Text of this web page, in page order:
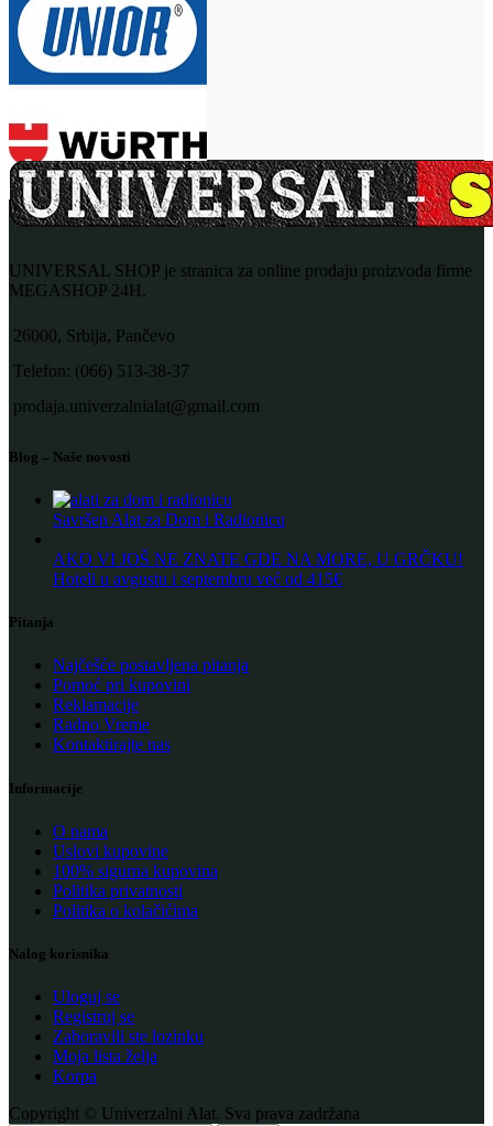
UNIVERSAL SHOP je stranica za online prodaju proizvoda firme
MEGASHOP 24H.
26000, Srbija, Pančevo
Telefon: (066) 513-38-37
prodaja.univerzalnialat@gmail.com
Blog – Naše novosti
Savršen Alat za Dom i Radionicu
AKO VI JOŠ NE ZNATE GDE NA MORE, U GRČKU!
Hoteli u avgustu i septembru već od 415€
Pitanja
Najčešće postavljena pitanja
Pomoć pri kupovini
Reklamacije
Radno Vreme
Kontaktirajte nas
Informacije
O nama
Uslovi kupovine
100% sigurna kupovina
Politika privatnosti
Politika o kolačićima
Nalog korisnika
Uloguj se
Registruj se
Zaboravili ste lozinku
Moja lista želja
Korpa
Copyright © Univerzalni Alat. Sva prava zadržana